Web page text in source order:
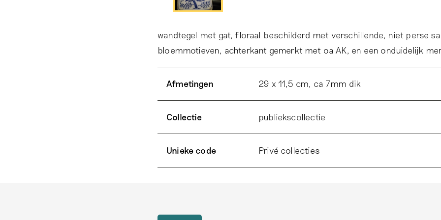
wandtegel met gat, floraal beschilderd met verschillende, niet perse
bloemmotieven, achterkant gemerkt met oa AK, en een onduidelijk
Afmetingen 29 x 11,5 cm, ca 7mm dik
Collectie publiekscollectie
Unieke code Privé collecties